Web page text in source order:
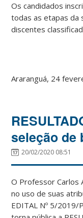
Os candidados
todas as etapas da
discentes
Araranguá, 24
seleção de
20/02/2020 08:51
O Professor Carlos
no uso de suas
EDITAL Nº 5/2019/